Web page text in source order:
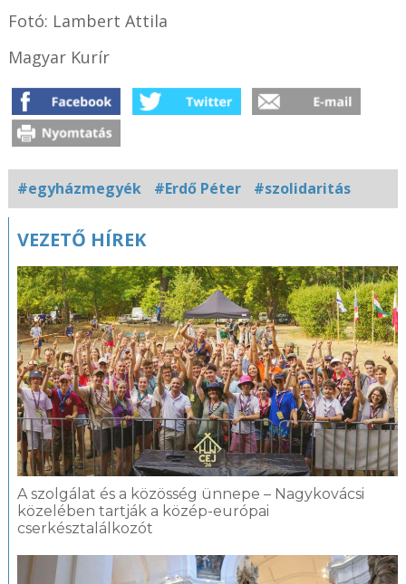
Fotó: Lambert Attila
Magyar Kurír
#egyházmegyék #Erdő Péter #szolidaritás
Kapcsolódó
VEZETŐ HÍREK
A szolgálat és a közösség ünnepe – Nagykovácsi
közelében tartják a közép-európai
cserkésztalálkozót